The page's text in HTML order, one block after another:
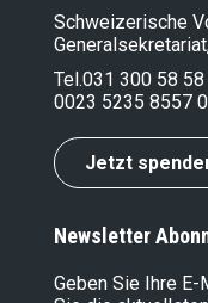
Schweizerische
Tel.031 300 58 58
0023 5235 8557
Jetzt
Newsletter
Geben Sie Ihre